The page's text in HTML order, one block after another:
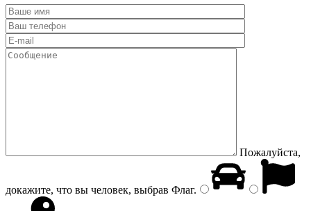
Пожалуйста,
докажите, что вы человек, выбрав Флаг.